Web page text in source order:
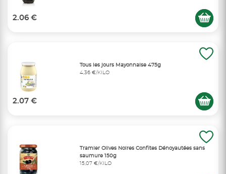
2.06 €
Tous les jours Mayonnaise 475g
4,36 €/KILO
2.07 €
Tramier Olives Noires Confites Dénoyautées sans
saumure 150g
15,07 €/KILO